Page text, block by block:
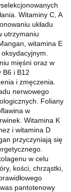
Witaminy C, A
układu
utrzymaniu
witamina E
mięśni oraz w
B6 i B12
i zmęczenia.
nerwowego
Foliany
w
Witamina K
i witamina D
przyczyniają się
w celu
kości, chrząstki,
pantotenowy